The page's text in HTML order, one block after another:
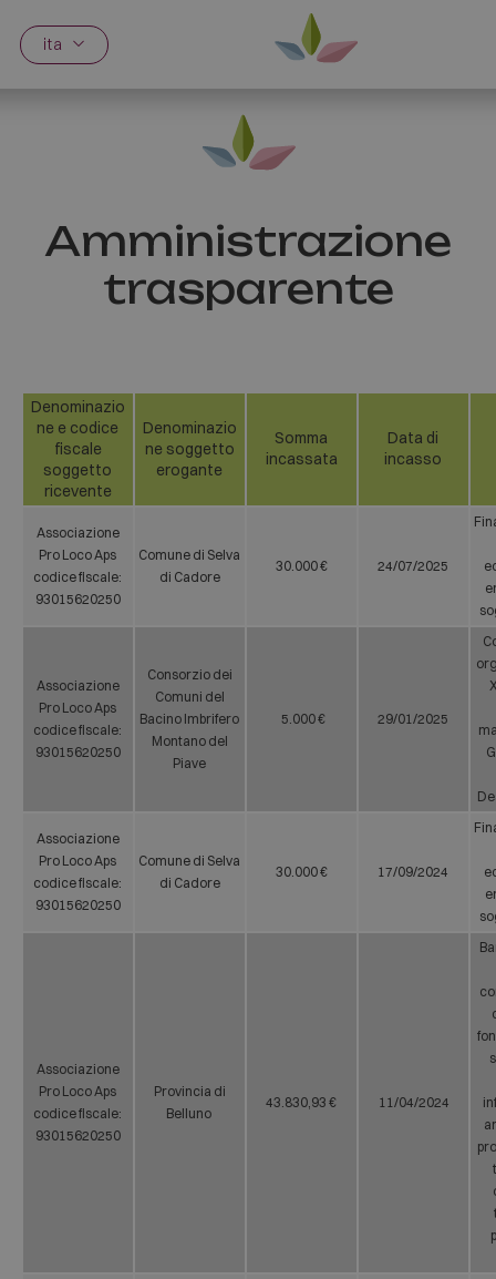
ita
Amministrazione
trasparente
Denominazio
ne e codice
fiscale
soggetto
ricevente
Denominazio
ne soggetto
erogante
Somma
incassata
Data di
incasso
Associazione
Pro Loco Aps
codice fiscale:
93015620250
Comune di Selva
di Cadore
30.000 € 24/07/2025
Associazione
Pro Loco Aps
codice fiscale:
93015620250
Consorzio dei
Comuni del
Bacino Imbrifero
Montano del
Piave
5.000 € 29/01/2025
Associazione
Pro Loco Aps
codice fiscale:
93015620250
Comune di Selva
di Cadore
30.000 € 17/09/2024
Associazione
Pro Loco Aps
codice fiscale:
93015620250
Provincia di
Belluno
43.830,93 € 11/04/2024